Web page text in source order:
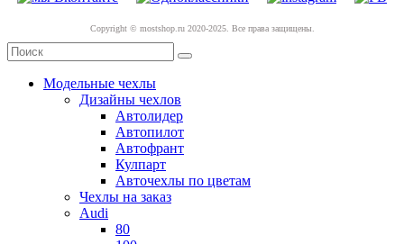
Copyright © mostshop.ru 2020-2025. Все права защищены.
Модельные чехлы
Дизайны чехлов
Автолидер
Автопилот
Автофрант
Кулпарт
Авточехлы по цветам
Чехлы на заказ
Audi
80